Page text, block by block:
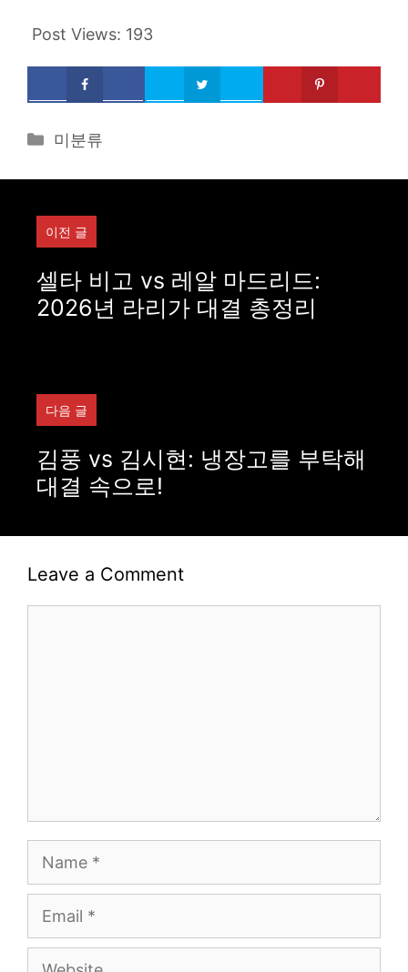
Post Views: 193
Categories
미분류
이전 글
셀타 비고 vs 레알 마드리드:
2026년 라리가 대결 총정리
다음 글
김풍 vs 김시현: 냉장고를 부탁해
대결 속으로!
Leave a Comment
Name
Email
Website